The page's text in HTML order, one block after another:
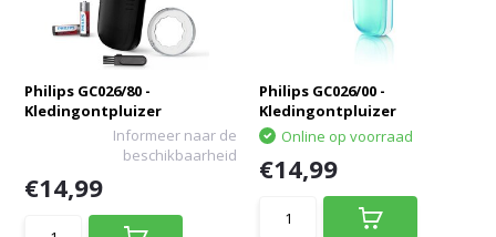
Philips GC026/80 -
Kledingontpluizer
Informeer naar de
beschikbaarheid
€14,99
Philips GC026/00 -
Kledingontpluizer
Online op voorraad
€14,99